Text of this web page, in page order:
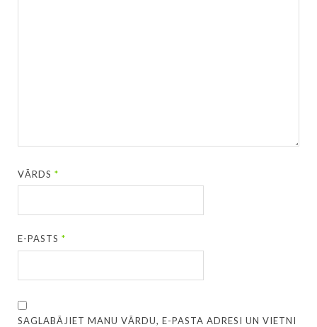
VĀRDS*
E-PASTS*
SAGLABĀJIET MANU VĀRDU, E-PASTA ADRESI UN VIETNI